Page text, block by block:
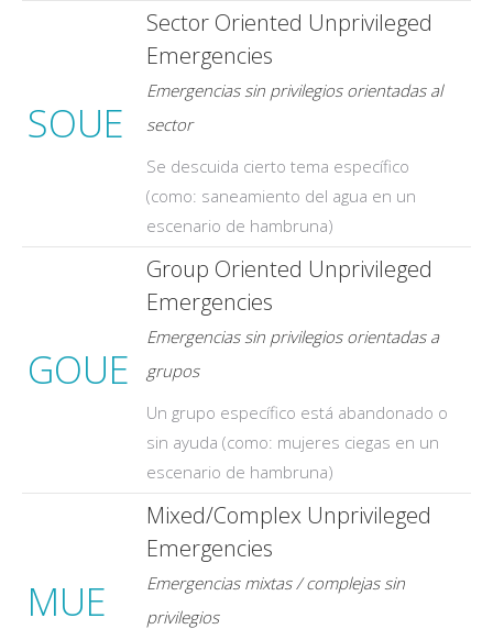
SOUE
Sector Oriented Unprivileged
Emergencies
Emergencias sin privilegios orientadas al
sector
Se descuida cierto tema específico
(como: saneamiento del agua en un
escenario de hambruna)
GOUE
Group Oriented Unprivileged
Emergencies
Emergencias sin privilegios orientadas a
grupos
Un grupo específico está abandonado o
sin ayuda (como: mujeres ciegas en un
escenario de hambruna)
MUE
Mixed/Complex Unprivileged
Emergencies
Emergencias mixtas / complejas sin
privilegios